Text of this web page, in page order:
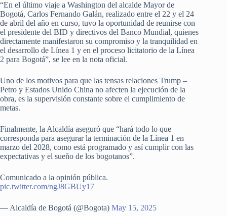
“En el último viaje a Washington del alcalde Mayor de
Bogotá, Carlos Fernando Galán, realizado entre el 22 y el 24
de abril del año en curso, tuvo la oportunidad de reunirse con
el presidente del BID y directivos del Banco Mundial, quienes
directamente manifestaron su compromiso y la tranquilidad en
el desarrollo de Línea 1 y en el proceso licitatorio de la Línea
2 para Bogotá”, se lee en la nota oficial.
Uno de los motivos para que las tensas relaciones Trump –
Petro y Estados Unido China no afecten la ejecución de la
obra, es la supervisión constante sobre el cumplimiento de
metas.
Finalmente, la Alcaldía aseguró que “hará todo lo que
corresponda para asegurar la terminación de la Línea 1 en
marzo del 2028, como está programado y así cumplir con las
expectativas y el sueño de los bogotanos”.
Comunicado a la opinión pública.
pic.twitter.com/ngJ8GBUy17
— Alcaldía de Bogotá (@Bogota) May 15, 2025